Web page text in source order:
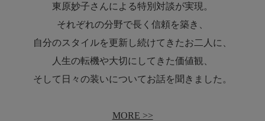
Africa
-アフリカ-
東原妙子さんによる特別対談が実現。
それぞれの分野で長く信頼を築き、
自分のスタイルを更新し続けてきたお二人に、
人生の転機や大切にしてきた価値観、
そして日々の装いについてお話を聞きました。
MORE >>